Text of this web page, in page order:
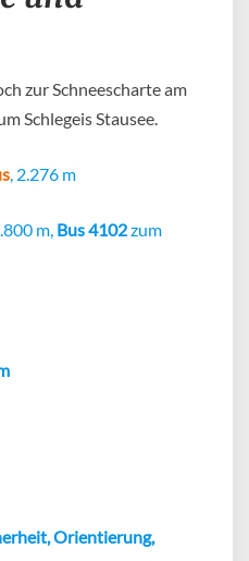
zur Schneescharte am
Schlegeis Stausee.
, 2.276 m
m, Bus 4102zum
Orientierung,